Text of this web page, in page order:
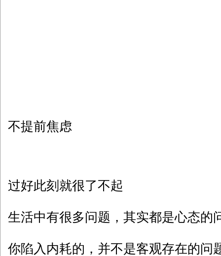
不提前焦虑
过好此刻就很了不起
生活中有很多问题，其实都是心态的
你陷入内耗的，并不是客观存在的问